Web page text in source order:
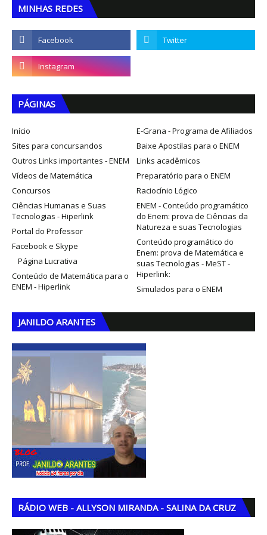
MINHAS REDES
PÁGINAS
Início
E-Grana - Programa de Afiliados
Sites para concursandos
Baixe Apostilas para o ENEM
Outros Links importantes - ENEM
Links acadêmicos
Vídeos de Matemática
Preparatório para o ENEM
Concursos
Raciocínio Lógico
Ciências Humanas e Suas
Tecnologias - Hiperlink
ENEM - Conteúdo programático
do Enem: prova de Ciências da
Natureza e suas Tecnologias
Portal do Professor
Conteúdo programático do
Enem: prova de Matemática e
suas Tecnologias - MeST -
Hiperlink:
Facebook e Skype
Página Lucrativa
Conteúdo de Matemática para o
ENEM - Hiperlink
Simulados para o ENEM
JANILDO ARANTES
RÁDIO WEB - ALLYSON MIRANDA - SALINA DA CRUZ